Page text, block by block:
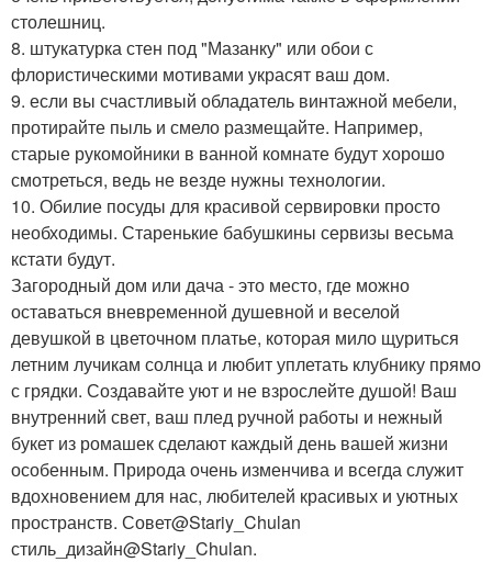
столешниц.
8. штукатурка стен под "Мазанку" или обои с
флористическими мотивами украсят ваш дом.
9. если вы счастливый обладатель винтажной мебели,
протирайте пыль и смело размещайте. Например,
старые рукомойники в ванной комнате будут хорошо
смотреться, ведь не везде нужны технологии.
10. Обилие посуды для красивой сервировки просто
необходимы. Старенькие бабушкины сервизы весьма
кстати будут.
Загородный дом или дача - это место, где можно
оставаться вневременной душевной и веселой
девушкой в цветочном платье, которая мило щуриться
летним лучикам солнца и любит уплетать клубнику прямо
с грядки. Создавайте уют и не взрослейте душой! Ваш
внутренний свет, ваш плед ручной работы и нежный
букет из ромашек сделают каждый день вашей жизни
особенным. Природа очень изменчива и всегда служит
вдохновением для нас, любителей красивых и уютных
пространств. Совет@Stariy_Chulan
стиль_дизайн@Stariy_Chulan.